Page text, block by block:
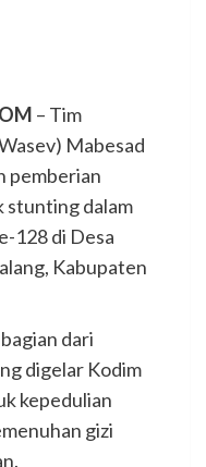
– Tim
Mabesad
pemberian
stunting dalam
128 di Desa
Kabupaten
dari
digelar Kodim
kepedulian
gizi